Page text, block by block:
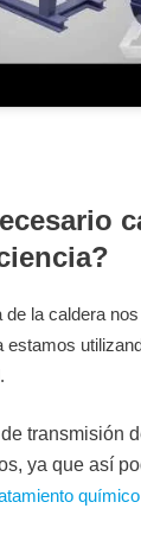
de la caldera
estamos
transmisión
ya que así